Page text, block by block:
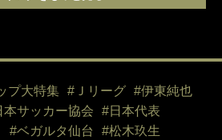
プ大特集 #Ｊリーグ
#伊東純也
本サッカー協会
#日本代表
#ベガルタ仙台
#松木玖生